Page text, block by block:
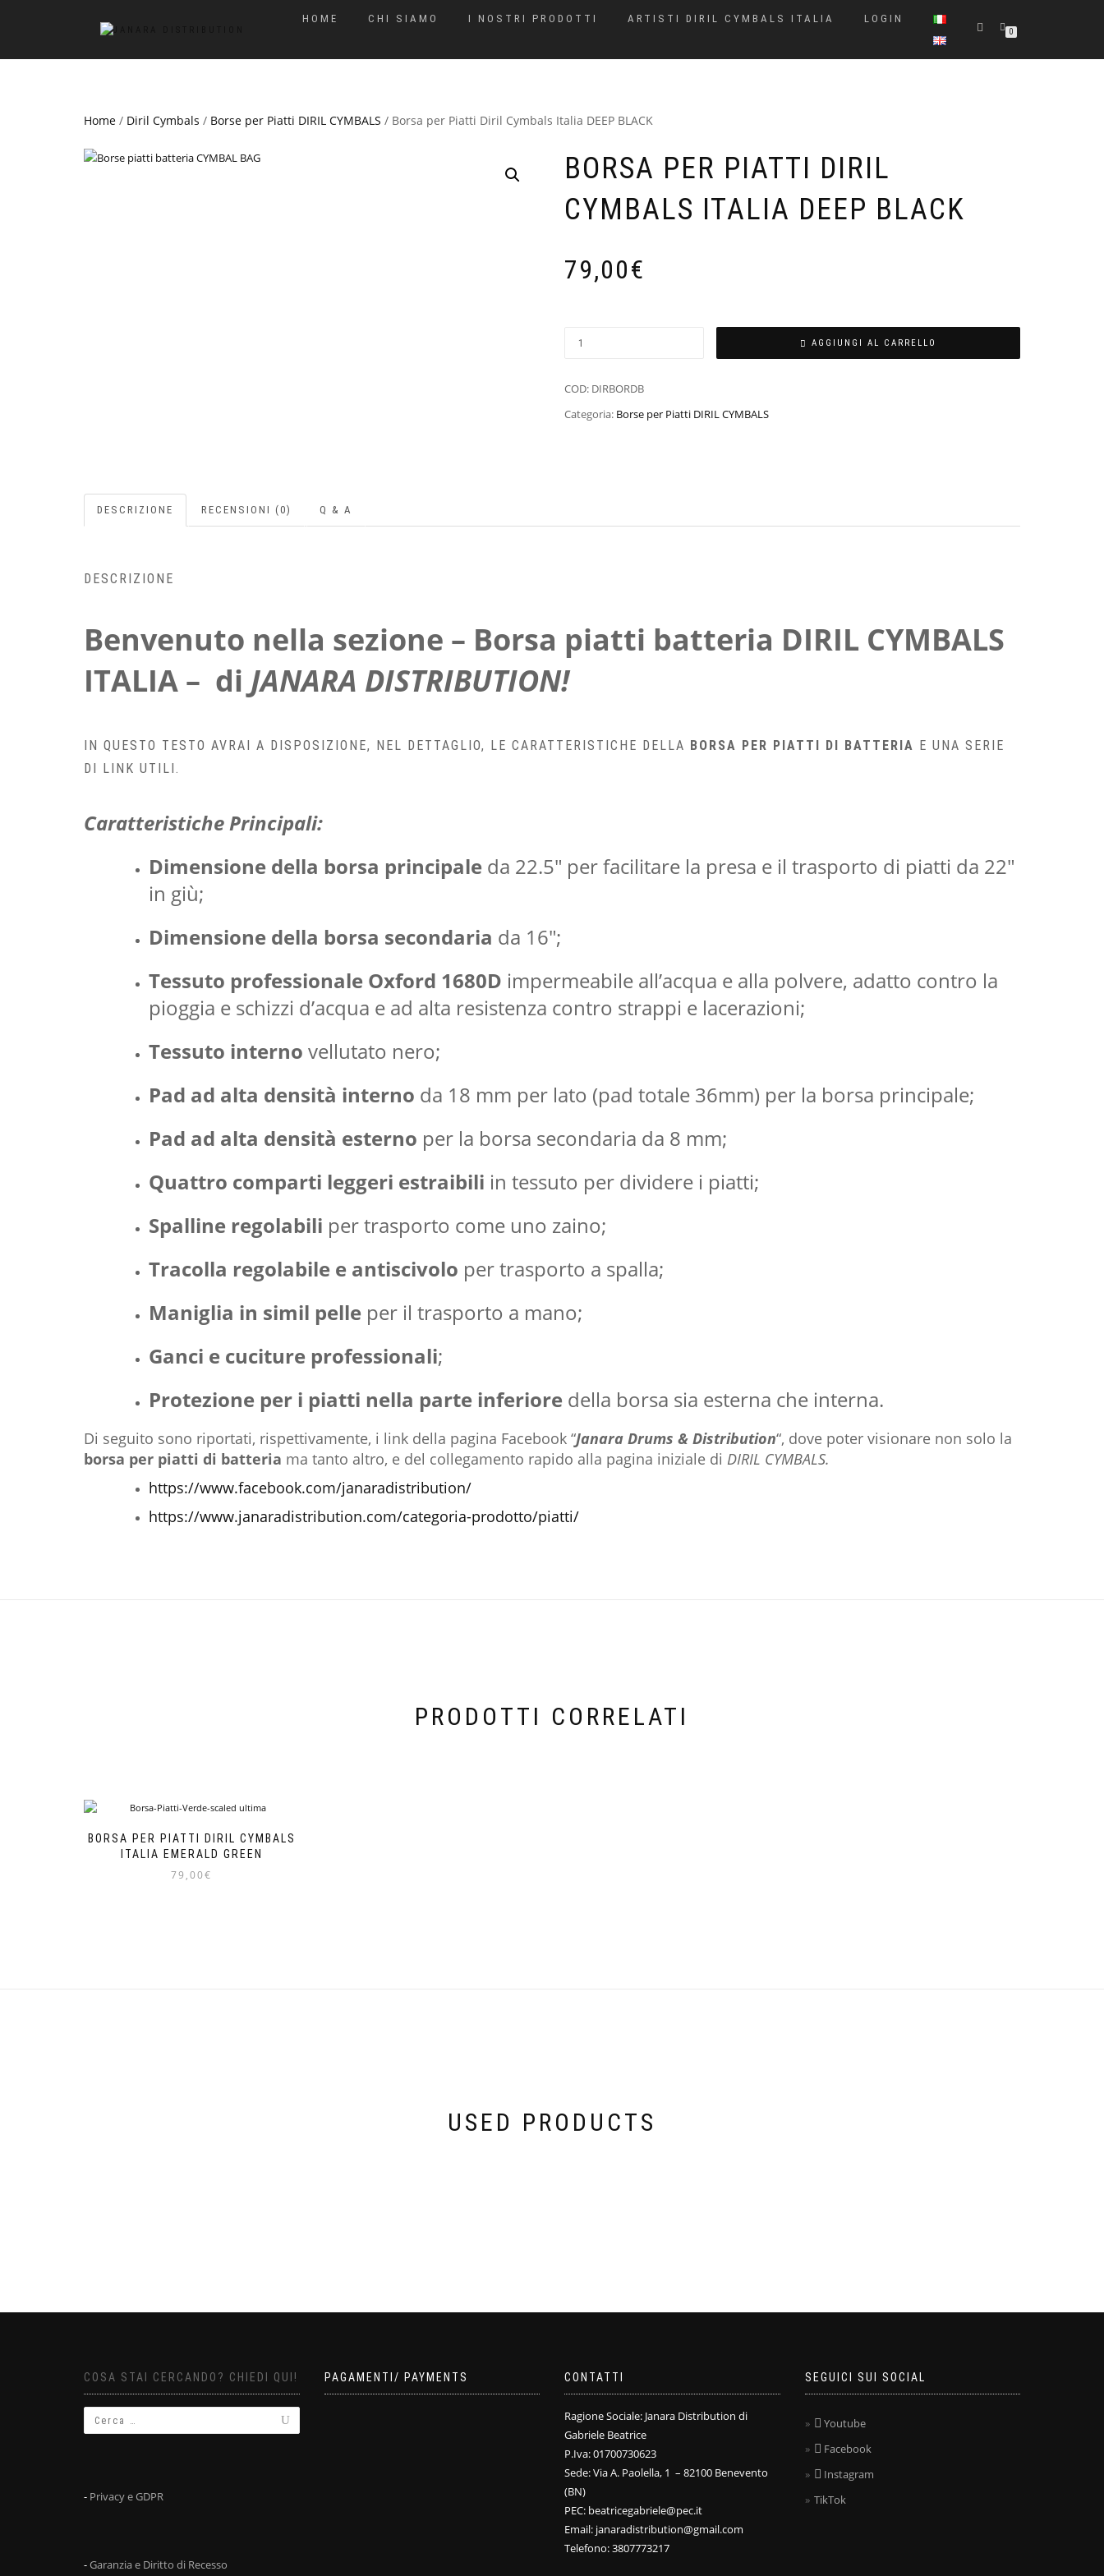
HOME CHI SIAMO I NOSTRI PRODOTTI ARTISTI DIRIL CYMBALS ITALIA LOGIN
0
Home / Diril Cymbals / Borse per Piatti DIRIL CYMBALS / Borsa per Piatti Diril Cymbals Italia DEEP BLACK
BORSA PER PIATTI DIRIL
CYMBALS ITALIA DEEP BLACK
79,00€
AGGIUNGI AL CARRELLO
COD: DIRBORDB
Categoria: Borse per Piatti DIRIL CYMBALS
DESCRIZIONE RECENSIONI (0) Q & A
DESCRIZIONE
Benvenuto nella sezione – Borsa piatti batteria DIRIL CYMBALS
ITALIA – di JANARA DISTRIBUTION!
IN QUESTO TESTO AVRAI A DISPOSIZIONE, NEL DETTAGLIO, LE CARATTERISTICHE DELLA BORSA PER PIATTI DI BATTERIA E UNA SERIE
DI LINK UTILI.
Caratteristiche Principali:
Dimensione della borsa principale da 22.5″ per facilitare la presa e il trasporto di piatti da 22″
in giù;
Dimensione della borsa secondaria da 16″;
Tessuto professionale Oxford 1680D impermeabile all’acqua e alla polvere, adatto contro la
pioggia e schizzi d’acqua e ad alta resistenza contro strappi e lacerazioni;
Tessuto interno vellutato nero;
Pad ad alta densità interno da 18 mm per lato (pad totale 36mm) per la borsa principale;
Pad ad alta densità esterno per la borsa secondaria da 8 mm;
Quattro comparti leggeri estraibili in tessuto per dividere i piatti;
Spalline regolabili per trasporto come uno zaino;
Tracolla regolabile e antiscivolo per trasporto a spalla;
Maniglia in simil pelle per il trasporto a mano;
Ganci e cuciture professionali;
Protezione per i piatti nella parte inferiore della borsa sia esterna che interna.
Di seguito sono riportati, rispettivamente, i link della pagina Facebook “Janara Drums & Distribution“, dove poter visionare non solo la
borsa per piatti di batteria ma tanto altro, e del collegamento rapido alla pagina iniziale di DIRIL CYMBALS.
https://www.facebook.com/janaradistribution/
https://www.janaradistribution.com/categoria-prodotto/piatti/
PRODOTTI CORRELATI
BORSA PER PIATTI DIRIL CYMBALS
ITALIA EMERALD GREEN
79,00€
USED PRODUCTS
COSA STAI CERCANDO? CHIEDI QUI!
- Privacy e GDPR
-Garanzia e Diritto di Recesso
PAGAMENTI/ PAYMENTS CONTATTI
Ragione Sociale: Janara Distribution di
Gabriele Beatrice
P.Iva: 01700730623
Sede: Via A. Paolella, 1 – 82100 Benevento
(BN)
PEC: beatricegabriele@pec.it
Email: janaradistribution@gmail.com
Telefono: 3807773217
SEGUICI SUI SOCIAL
Youtube
Facebook
Instagram
TikTok